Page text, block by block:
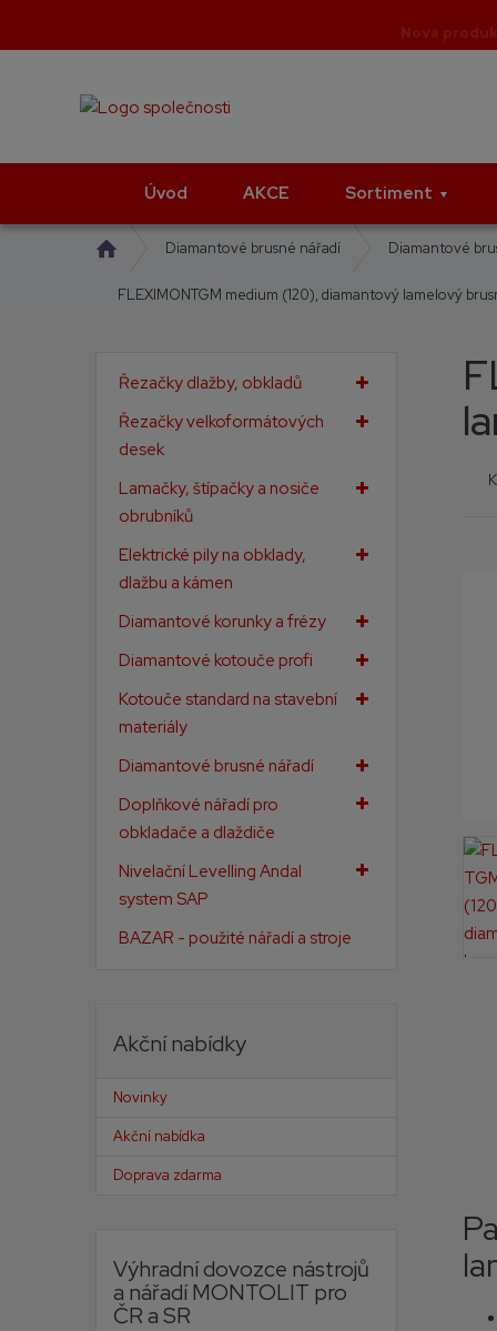
Úvod AKCE Sortiment
o
s
t
r
n
a
Diamantové brusné nářadí Diamantové
FLEXIMONTGM medium (120), diamantový lamelový
Řezačky dlažby, obkladů
Řezačky velkoformátových
desek
Lamačky, štípačky a nosiče
obrubníků
Elektrické pily na obklady,
dlažbu a kámen
Diamantové korunky a frézy
Diamantové kotouče profi
Kotouče standard na stavební
materiály
Diamantové brusné nářadí
Doplňkové nářadí pro
obkladače a dlaždiče
Nivelační Levelling Andal
system SAP
BAZAR - použité nářadí a stroje
Akční nabídky
Novinky
Akční nabídka
Doprava zdarma
Výhradní dovozce nástrojů
a nářadí MONTOLIT pro
ČR a SR